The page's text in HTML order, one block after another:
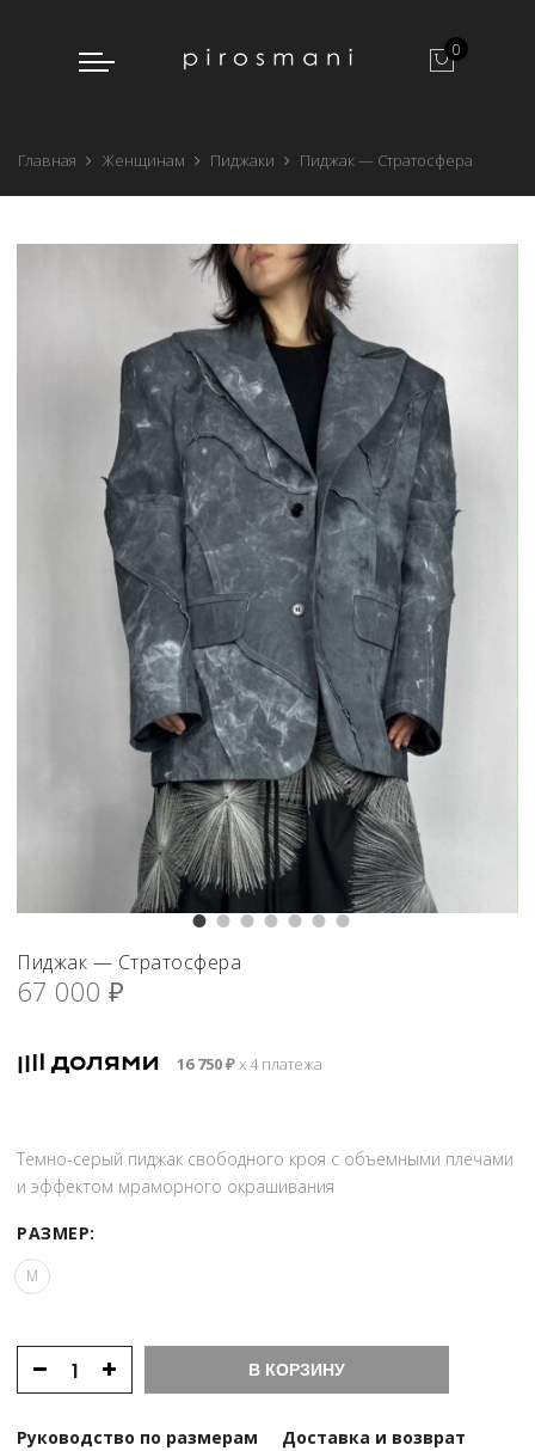
0
Главная Женщинам Пиджаки Пиджак — Стратосфера
Пиджак — Стратосфера
67 000 ₽
16 750₽х 4 платежа
Темно-серый пиджак свободного кроя с объемными плечами
и эффектом мраморного окрашивания
РАЗМЕР:
M
В КОРЗИНУ
Руководство по размерам Доставка и возврат